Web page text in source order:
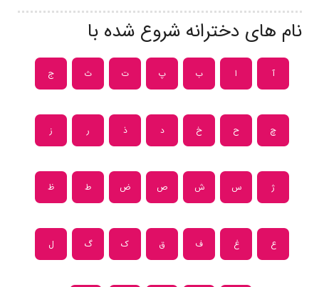
نام های دخترانه شروع شده با
آ ا ب پ ت ث ج
چ ح خ د ذ ر ز
ژ س ش ص ض ط ظ
ع غ ف ق ک گ ل